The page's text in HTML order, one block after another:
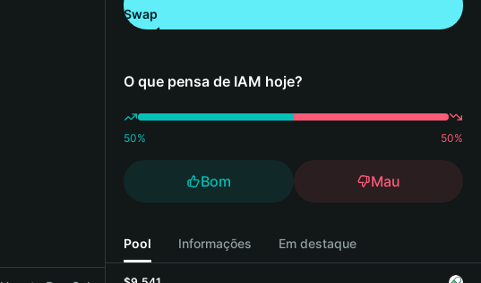
Swap
O que pensa de IAM hoje?
50% 50%
Bom Mau
Pool Informações Em destaque